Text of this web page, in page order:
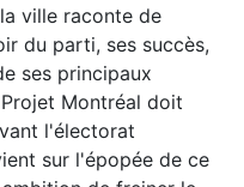
ville raconte de
du parti, ses succès,
ses principaux
Montréal doit
l'électorat
sur l'épopée de ce